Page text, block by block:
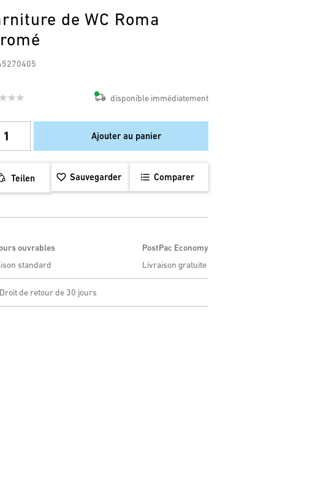
de WC Roma
disponible immédiatement
Ajouter au panier
Teilen Sauvegarder Comparer
ouvrables
standard
PostPac Economy
Livraison gratuite
Droit de retour de 30 jours